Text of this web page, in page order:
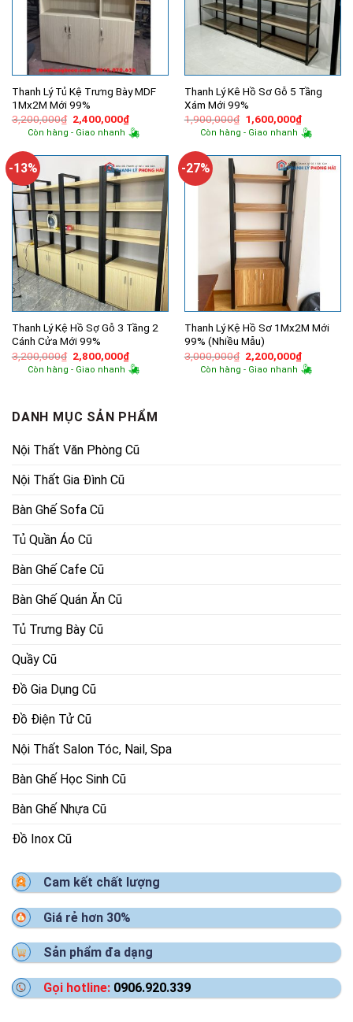
Thanh Lý Tủ Kệ Trưng Bày MDF
1Mx2M Mới 99%
3,200,000₫ Giá
gốc
là:
2,400,000₫Giá
hiện
tại
2,400,000₫.
Còn hàng - Giao nhanh
Thanh Lý Kê Hồ Sơ Gỗ 5 Tầng
Xám Mới 99%
1,900,000₫ Giá
gốc
là:
1,600,000₫Giá
hiện
tại
Còn hàng - Giao nhanh
-13%
Thanh Lý Kệ Hồ Sợ Gỗ 3 Tầng 2
Cánh Cửa Mới 99%
3,200,000₫ Giá
gốc
là:
2,800,000₫Giá
hiện
tại
Còn hàng - Giao nhanh
-27%
Thanh Lý Kệ Hồ Sơ 1Mx2M Mới
99% (Nhiều Mẫu)
3,000,000₫ Giá
gốc
là:
2,200,000₫Giá
hiện
tại
Còn hàng - Giao nhanh
DANH MỤC SẢN PHẨM
Nội Thất Văn Phòng Cũ
Nội Thất Gia Đình Cũ
Bàn Ghế Sofa Cũ
Tủ Quần Áo Cũ
Bàn Ghế Cafe Cũ
Bàn Ghế Quán Ăn Cũ
Tủ Trưng Bày Cũ
Quầy Cũ
Đồ Gia Dụng Cũ
Đồ Điện Tử Cũ
Nội Thất Salon Tóc, Nail, Spa
Bàn Ghế Học Sinh Cũ
Bàn Ghế Nhựa Cũ
Đồ Inox Cũ
Cam kết chất lượng
Giá rẻ hơn 30%
Sản phẩm đa dạng
Gọi hotline: 0906.920.339